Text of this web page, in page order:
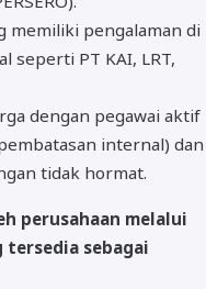
memiliki pengalaman di
seperti PT KAI, LRT,
dengan pegawai aktif
internal) dan
tidak hormat.
perusahaan melalui
tersedia sebagai